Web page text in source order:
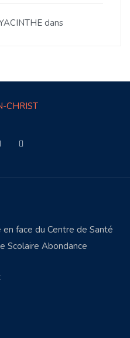
dans
en face du Centre de Santé
Scolaire Abondance